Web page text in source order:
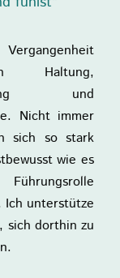
Haltung,
und
Nicht immer
sich so stark
wie es
unterstütze
sich dorthin zu